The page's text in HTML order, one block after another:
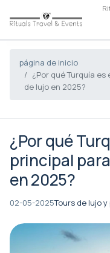
página de inicio
¿Por qué Turquía
de lujo en 2025?
¿Por qué
principal
en 2025?
02-05-2025Tours de lujo